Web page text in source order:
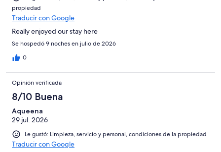
propiedad
Traducir con Google
Really enjoyed our stay here
Se hospedó 9 noches en julio de 2026
0
Opinión verificada
8/10 Buena
Aqueena
29 jul. 2026
Le gustó: Limpieza, servicio y personal, condiciones de la propiedad
Traducir con Google